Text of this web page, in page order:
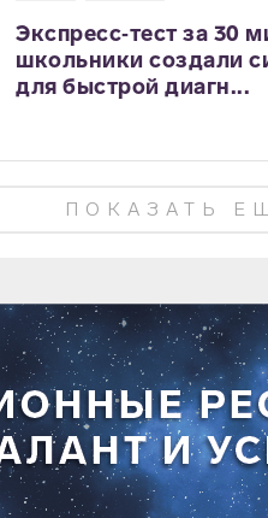
Экспресс‑тест за 30
школьники создали
для быстрой диагн...
ПОКАЗАТЬ